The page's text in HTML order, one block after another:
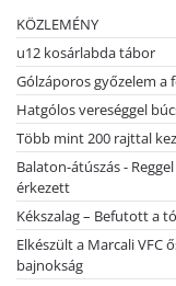
KÖZLEMÉNY
u12 kosárlabda tábor
Gólzáporos győzelem a
Hatgólos vereséggel
Több mint 200 rajttal
Balaton-átúszás -
érkezett
Kékszalag – Befutott a
Elkészült a Marcali VFC
bajnokság